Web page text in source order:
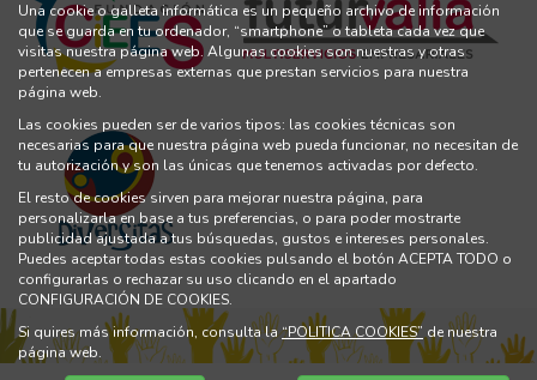
Una cookie o galleta informática es un pequeño archivo de información
que se guarda en tu ordenador, “smartphone” o tableta cada vez que
visitas nuestra página web. Algunas cookies son nuestras y otras
pertenecen a empresas externas que prestan servicios para nuestra
página web.
Las cookies pueden ser de varios tipos: las cookies técnicas son
necesarias para que nuestra página web pueda funcionar, no necesitan de
tu autorización y son las únicas que tenemos activadas por defecto.
El resto de cookies sirven para mejorar nuestra página, para
personalizarla en base a tus preferencias, o para poder mostrarte
publicidad ajustada a tus búsquedas, gustos e intereses personales.
Puedes aceptar todas estas cookies pulsando el botón ACEPTA TODO o
configurarlas o rechazar su uso clicando en el apartado
CONFIGURACIÓN DE COOKIES.
Si quires más información, consulta la“POLITICA COOKIES” de nuestra
página web.